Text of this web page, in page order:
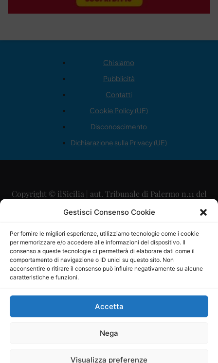
Gestisci Consenso Cookie
Per fornire le migliori esperienze, utilizziamo tecnologie come i cookie
per memorizzare e/o accedere alle informazioni del dispositivo. Il
consenso a queste tecnologie ci permetterà di elaborare dati come il
comportamento di navigazione o ID unici su questo sito. Non
acconsentire o ritirare il consenso può influire negativamente su alcune
caratteristiche e funzioni.
Accetta
Nega
Visualizza preferenze
Chi siamo
Pubblicità
Contatti
Cookie Policy (UE)
Disconoscimento
Dichiarazione sulla Privacy (UE)
Copyright © ilSicilia | aut. Tribunale di Palermo n.11 del
29/09/2015
Direttore Editoriale: Maurizio Scaglione
Direttore Responsabile: Maria Calabrese
P.IVA: 06334930820
Mercurio Comunicazione Società Cooperativa a r.l. è
iscritta al Registro degli Operatori di Comunicazione al